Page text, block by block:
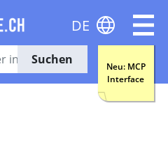
Suchen
Neu: MCP
Interface
DE